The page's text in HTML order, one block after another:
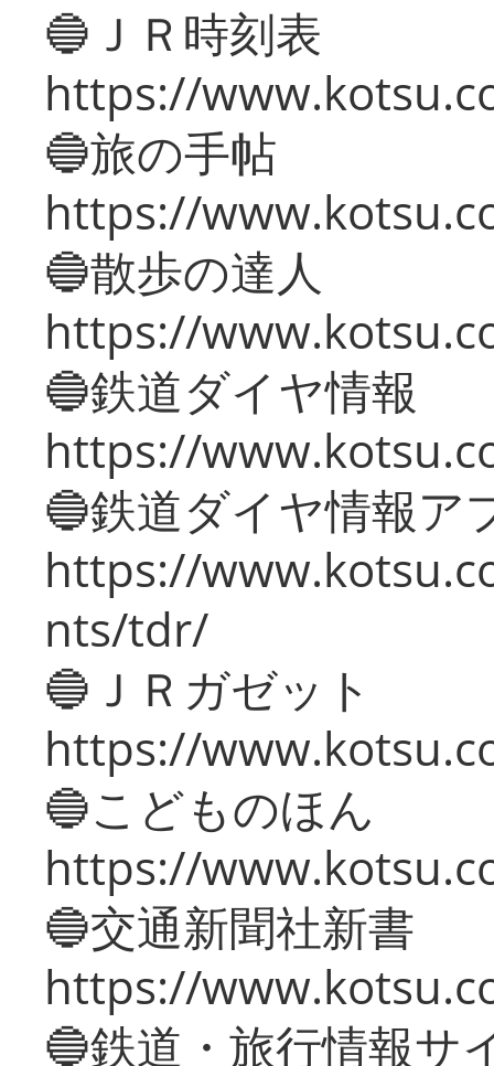
🔵ＪＲ時刻表
https://
🔵旅の手帖
https://
🔵散歩の達人
https://
🔵鉄道ダイヤ情報
https://
🔵鉄道ダイヤ情報ア
https://
nts/tdr/
🔵ＪＲガゼット
https://
🔵こどものほん
https://
🔵交通新聞社新書
https://
🔵鉄道・旅行情報サ